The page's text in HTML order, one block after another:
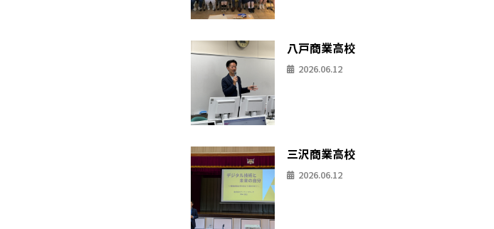
八戸商業高校
2026.06.12
三沢商業高校
2026.06.12